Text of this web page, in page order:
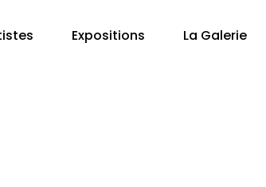
Expositions La Galerie